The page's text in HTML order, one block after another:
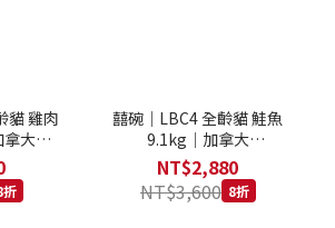
貓 雞肉
拿大
穀糧 1
飼料
折
囍碗｜LBC4 全齡貓 鮭魚
9.1kg｜加拿大
Loveabowl 天然無穀糧
9.1公斤 成貓 無穀貓飼料
NT$2,880
NT$3,600 8折